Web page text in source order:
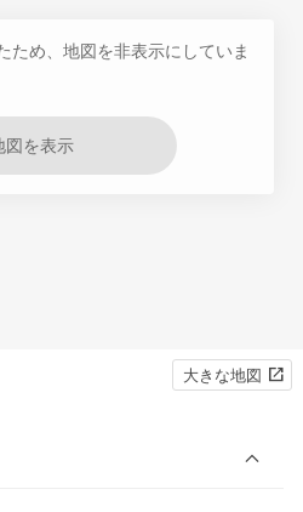
ため、地図を非表示にしていま
図を表示
大きな地図